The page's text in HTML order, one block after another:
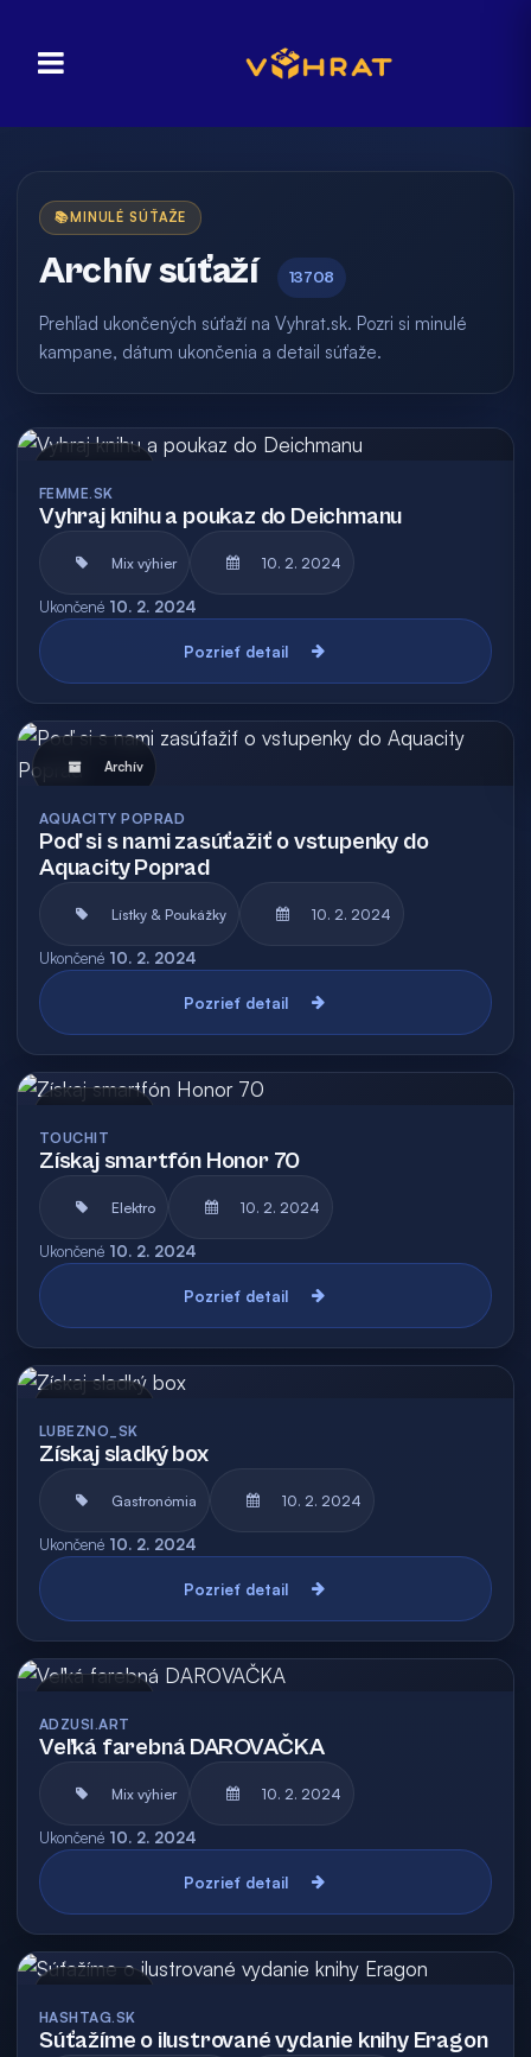
📚 MINULÉ SÚŤAŽE
Archív súťaží 13708
Prehľad ukončených súťaží na Vyhrat.sk. Pozri si minulé
kampane, dátum ukončenia a detail súťaže.
FEMME.SK
Vyhraj knihu a poukaz do Deichmanu
Mix výhier 10. 2. 2024
Ukončené 10. 2. 2024
Pozrieť detail
Archív
AQUACITY POPRAD
Poď si s nami zasúťažiť o vstupenky do
Aquacity Poprad
Lístky & Poukážky 10. 2. 2024
Ukončené 10. 2. 2024
Pozrieť detail
TOUCHIT
Získaj smartfón Honor 70
Elektro 10. 2. 2024
Ukončené 10. 2. 2024
Pozrieť detail
LUBEZNO_SK
Získaj sladký box
Gastronómia 10. 2. 2024
Ukončené 10. 2. 2024
Pozrieť detail
ADZUSI.ART
Veľká farebná DAROVAČKA
Mix výhier 10. 2. 2024
Ukončené 10. 2. 2024
Pozrieť detail
HASHTAG.SK
Súťažíme o ilustrované vydanie knihy Eragon